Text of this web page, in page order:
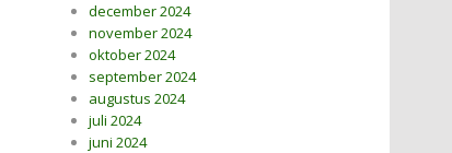
december 2024
november 2024
oktober 2024
september 2024
augustus 2024
juli 2024
juni 2024